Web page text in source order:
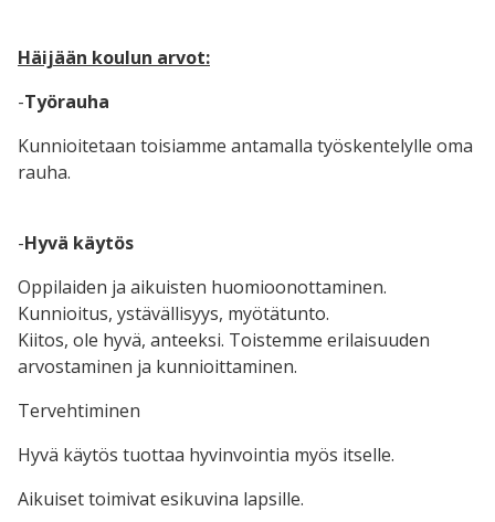
Häijään koulun arvot:
-Työrauha
Kunnioitetaan toisiamme antamalla työskentelylle oma
rauha.
-Hyvä käytös
Oppilaiden ja aikuisten huomioonottaminen.
Kunnioitus, ystävällisyys, myötätunto.
Kiitos, ole hyvä, anteeksi. Toistemme erilaisuuden
arvostaminen ja kunnioittaminen.
Tervehtiminen
Hyvä käytös tuottaa hyvinvointia myös itselle.
Aikuiset toimivat esikuvina lapsille.